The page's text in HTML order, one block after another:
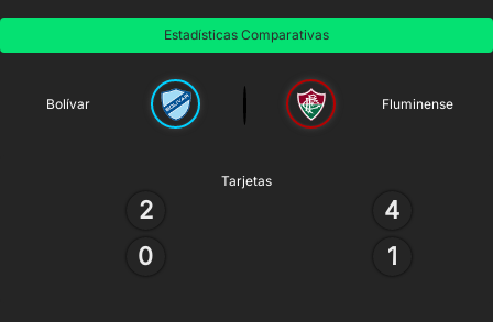
Estadísticas Comparativas
Bolívar Fluminense
Tarjetas
2
0
4
1